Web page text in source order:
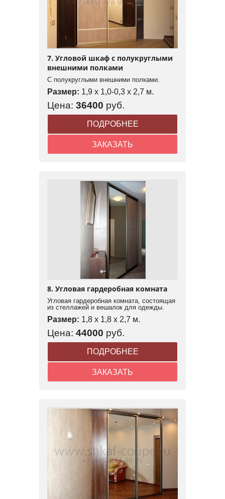
7. Угловой шкаф с полукруглыми
внешними полками
С полукруглыми внешними полками.
Размер: 1,9 x 1,0-0,3 x 2,7 м.
Цена: 36400 руб.
ПОДРОБНЕЕ
ЗАКАЗАТЬ
8. Угловая гардеробная комната
Угловая гардеробная комната, состоящая
из стеллажей и вешалок для одежды.
Размер: 1,8 x 1,8 x 2,7 м.
Цена: 44000 руб.
ПОДРОБНЕЕ
ЗАКАЗАТЬ